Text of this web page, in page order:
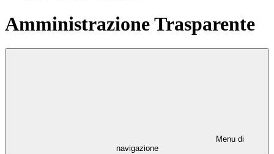
Amministrazione Trasparente
Menu di
navigazione